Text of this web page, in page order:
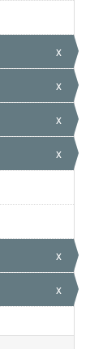
x
x
x
x
x
x